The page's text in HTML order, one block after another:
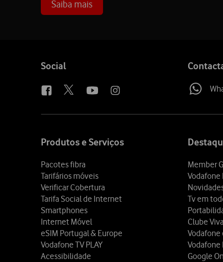
Saiba mais
Follow
Social
Produtos e Serviços
Pacotes fibra
Tarifários móveis
Verificar Cobertura
Tarifa Social de Internet
Smartphones
Internet Móvel
eSIM Portugal & Europe
Vodafone TV PLAY
Acessibilidade
Member
Vodafone
Tv em
Clube Viva
Vodafone
Vodafone
Google